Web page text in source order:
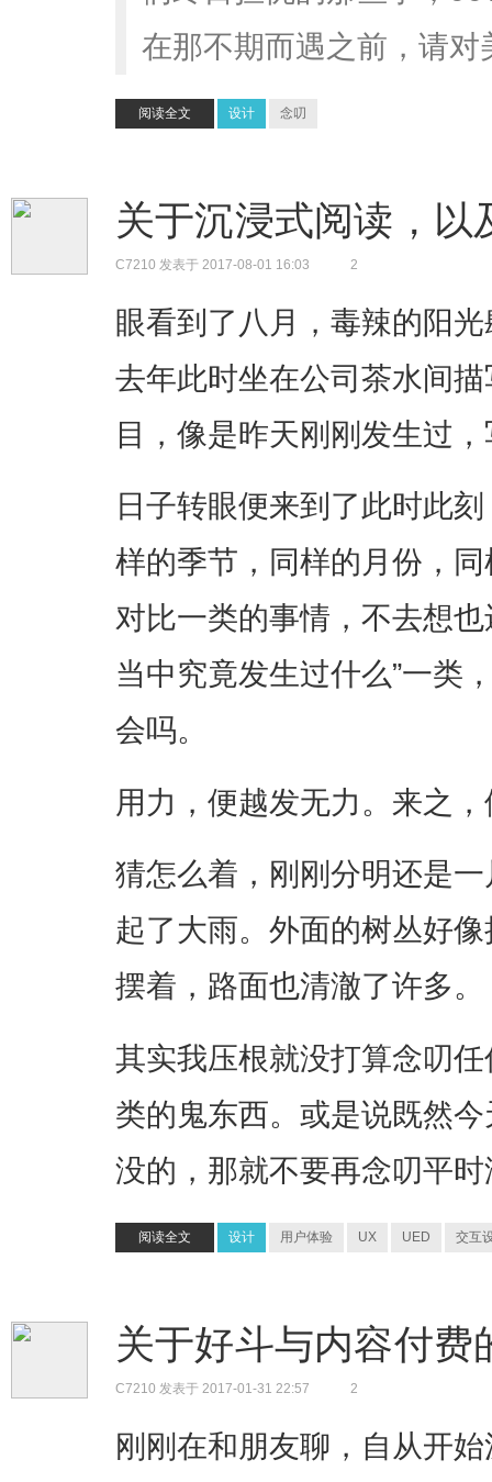
在那不期而遇之前，请对
阅读全文 设计 念叨
关于沉浸式阅读，
C7210 发表于 2017-08-01 16:03 2
眼看到了八月，毒辣的阳
去年此时坐在公司茶水间
目，像是昨天刚刚发生过
日子转眼便来到了此时此
样的季节，同样的月份，
对比一类的事情，不去想
当中究竟发生过什么”一类
会吗。
用力，便越发无力。来之
猜怎么着，刚刚分明还是
起了大雨。外面的树丛好
摆着，路面也清澈了许多。
其实我压根就没打算念叨
类的鬼东西。或是说既然
没的，那就不要再念叨平
阅读全文 设计 用户体验 UX UED 交互
关于好斗与内容付
C7210 发表于 2017-01-31 22:57 2
刚刚在和朋友聊，自从开